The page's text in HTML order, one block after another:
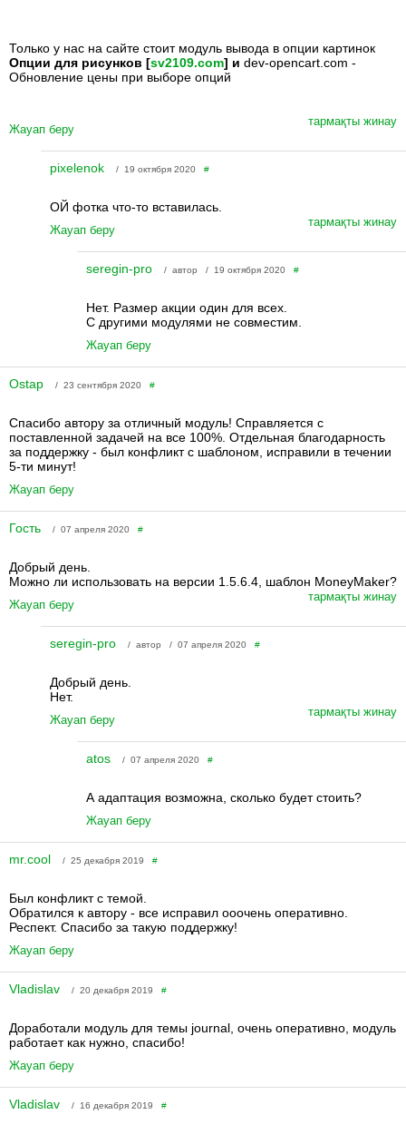
Только у нас на сайте стоит модуль вывода в опции картинок
Опции для рисунков [sv2109.com] и dev-opencart.com -
Обновление цены при выборе опций
Жауап беру
тармақты жинау
pixelenok / 19 октября 2020 #
ОЙ фотка что-то вставилась.
Жауап беру
тармақты жинау
seregin-pro / автор / 19 октября 2020#
Нет. Размер акции один для всех.
С другими модулями не совместим.
Жауап беру
Ostap / 23 сентября 2020 #
Спасибо автору за отличный модуль! Справляется с
поставленной задачей на все 100%. Отдельная благодарность
за поддержку - был конфликт с шаблоном, исправили в течении
5-ти минут!
Жауап беру
Гость / 07 апреля 2020 #
Добрый день.
Можно ли использовать на версии 1.5.6.4, шаблон MoneyMaker?
Жауап беру
тармақты жинау
seregin-pro / автор / 07 апреля 2020 #
Добрый день.
Нет.
Жауап беру
тармақты жинау
atos / 07 апреля 2020#
А адаптация возможна, сколько будет стоить?
Жауап беру
mr.cool / 25 декабря 2019 #
Был конфликт с темой.
Обратился к автору - все исправил ооочень оперативно.
Респект. Спасибо за такую поддержку!
Жауап беру
Vladislav / 20 декабря 2019 #
Доработали модуль для темы journal, очень оперативно, модуль
работает как нужно, спасибо!
Жауап беру
Vladislav / 16 декабря 2019 #